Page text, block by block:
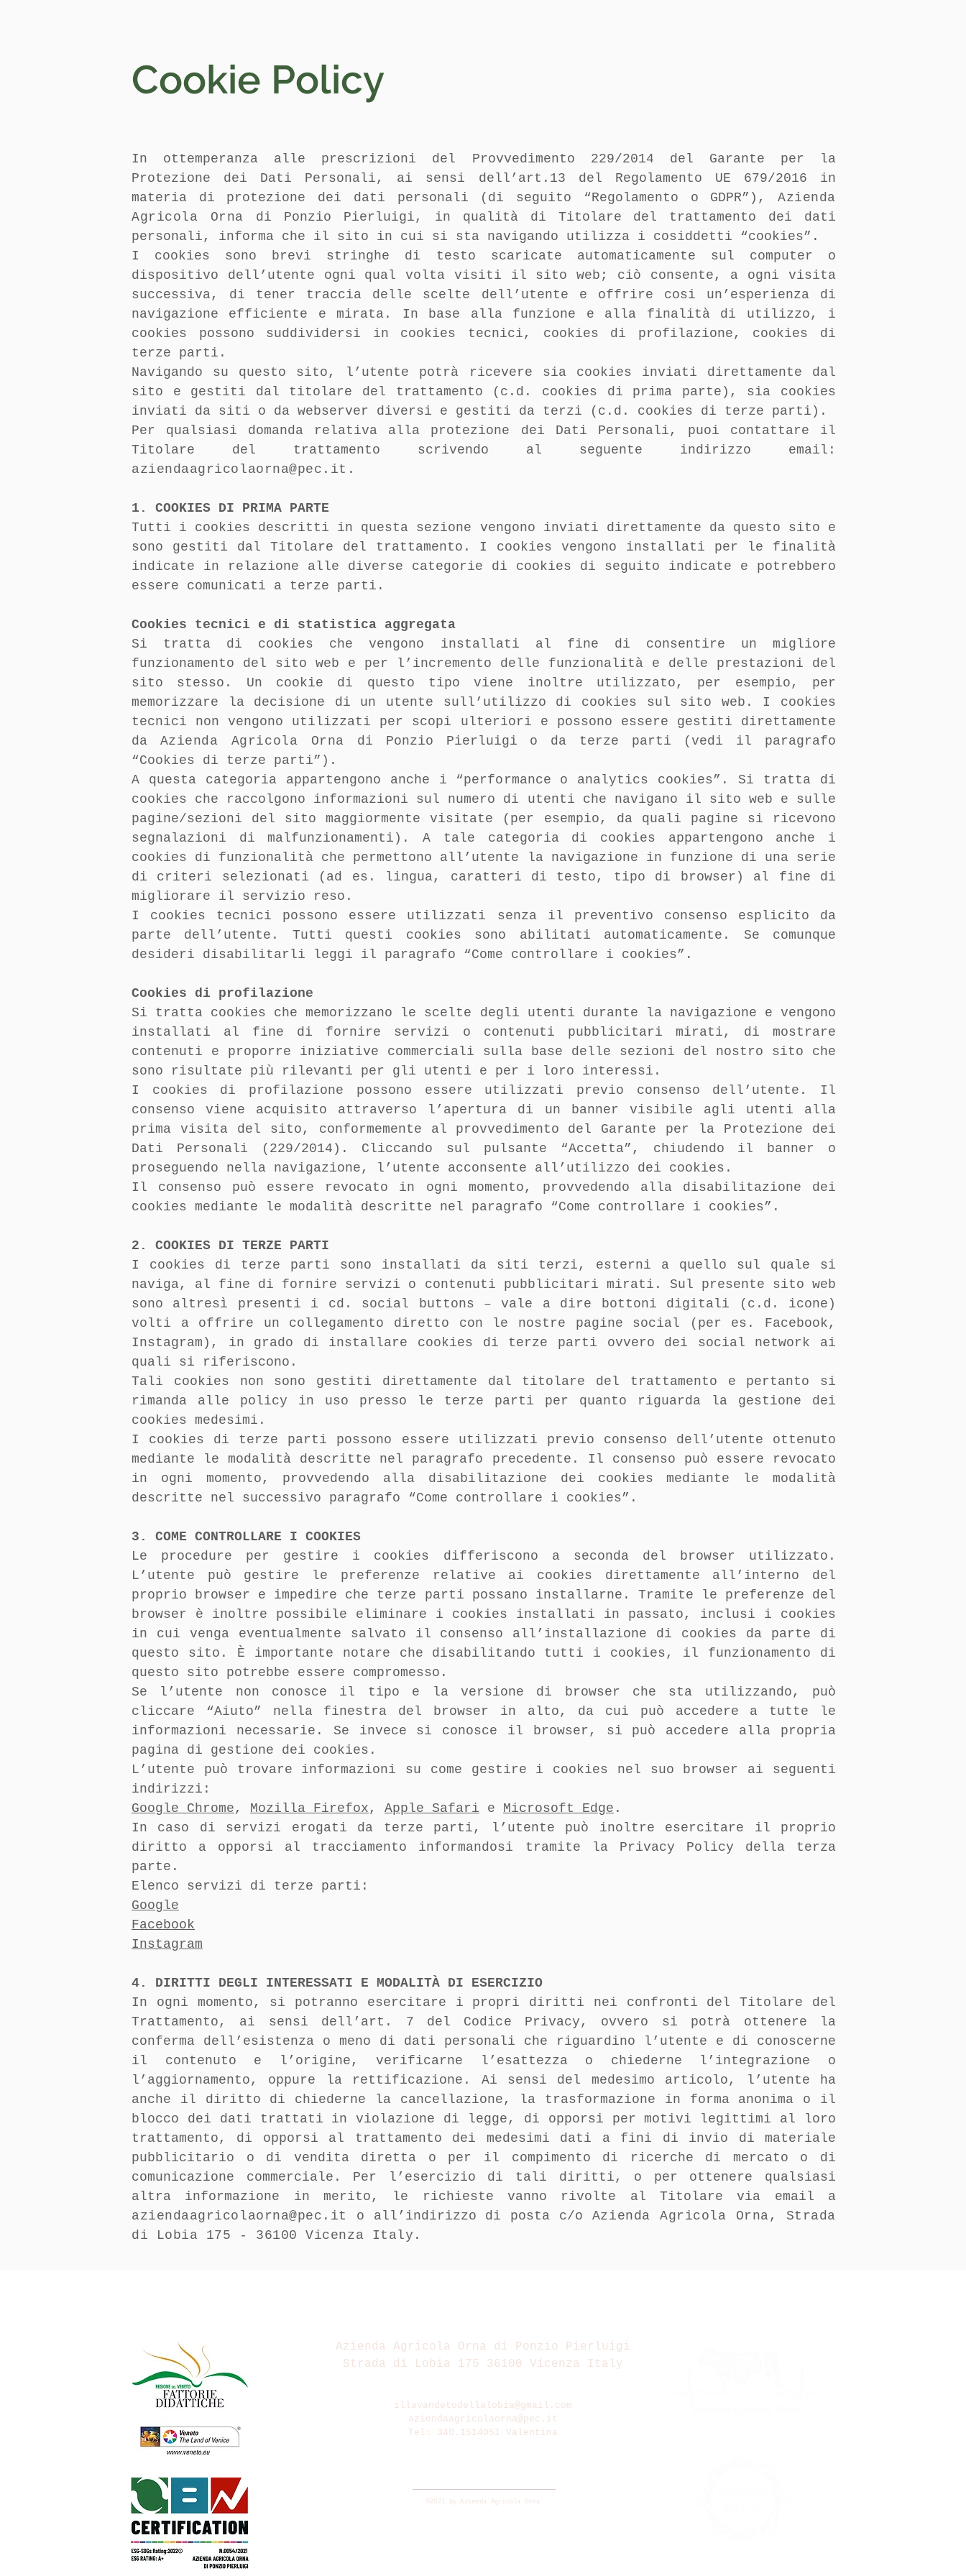
Cookie Policy
In ottemperanza alle prescrizioni del Provvedimento 229/2014 del Garante per la
Protezione dei Dati Personali, ai sensi dell’art.13 del Regolamento UE 679/2016 in
materia di protezione dei dati personali (di seguito “Regolamento o GDPR”),Azienda
Agricola Orna di Ponzio Pierluigi , in qualità di Titolare del trattamento dei dati
personali, informa che il sito in cui si sta navigando utilizza i cosiddetti “cookies”.
I cookies sono brevi stringhe di testo scaricate automaticamente sul computer o
dispositivo dell’utente ogni qual volta visiti il sito web; ciò consente, a ogni visita
successiva, di tener traccia delle scelte dell’utente e offrire cosi un’esperienza di
navigazione efficiente e mirata. In base alla funzione e alla finalità di utilizzo, i
cookies possono suddividersi in cookies tecnici, cookies di profilazione, cookies di
terze parti.
Navigando su questo sito, l’utente potrà ricevere sia cookies inviati direttamente dal
sito e gestiti dal titolare del trattamento (c.d. cookies di prima parte), sia cookies
inviati da siti o da webserver diversi e gestiti da terzi (c.d. cookies di terze parti).
Per qualsiasi domanda relativa alla protezione dei Dati Personali, puoi contattare il
Titolare del trattamento scrivendo al seguente indirizzo email:
aziendaagricolaorna@pec.it .
1. COOKIES DI PRIMA PARTE
Tutti i cookies descritti in questa sezione vengono inviati direttamente da questo sito e
sono gestiti dal Titolare del trattamento. I cookies vengono installati per le finalità
indicate in relazione alle diverse categorie di cookies di seguito indicate e potrebbero
essere comunicati a terze parti.
Cookies tecnici e di statistica aggregata
Si tratta di cookies che vengono installati al fine di consentire un migliore
funzionamento del sito web e per l’incremento delle funzionalità e delle prestazioni del
sito stesso. Un cookie di questo tipo viene inoltre utilizzato, per esempio, per
memorizzare la decisione di un utente sull’utilizzo di cookies sul sito web. I cookies
tecnici non vengono utilizzati per scopi ulteriori e possono essere gestiti direttamente
da Azienda Agricola Orna di Ponzio Pierluigi o da terze parti (vedi il paragrafo
“Cookies di terze parti”).
A questa categoria appartengono anche i “performance o analytics cookies”. Si tratta di
cookies che raccolgono informazioni sul numero di utenti che navigano il sito web e sulle
pagine/sezioni del sito maggiormente visitate (per esempio, da quali pagine si ricevono
segnalazioni di malfunzionamenti). A tale categoria di cookies appartengono anche i
cookies di funzionalità che permettono all’utente la navigazione in funzione di una serie
di criteri selezionati (ad es. lingua, caratteri di testo, tipo di browser) al fine di
migliorare il servizio reso.
I cookies tecnici possono essere utilizzati senza il preventivo consenso esplicito da
parte dell’utente. Tutti questi cookies sono abilitati automaticamente. Se comunque
desideri disabilitarli leggi il paragrafo “Come controllare i cookies”.
Cookies di profilazione
Si tratta cookies che memorizzano le scelte degli utenti durante la navigazione e vengono
installati al fine di fornire servizi o contenuti pubblicitari mirati, di mostrare
contenuti e proporre iniziative commerciali sulla base delle sezioni del nostro sito che
sono risultate più rilevanti per gli utenti e per i loro interessi.
I cookies di profilazione possono essere utilizzati previo consenso dell’utente. Il
consenso viene acquisito attraverso l’apertura di un banner visibile agli utenti alla
prima visita del sito, conformemente al provvedimento del Garante per la Protezione dei
Dati Personali (229/2014). Cliccando sul pulsante “Accetta”, chiudendo il banner o
proseguendo nella navigazione, l’utente acconsente all’utilizzo dei cookies.
Il consenso può essere revocato in ogni momento, provvedendo alla disabilitazione dei
cookies mediante le modalità descritte nel paragrafo “Come controllare i cookies”.
2. COOKIES DI TERZE PARTI
I cookies di terze parti sono installati da siti terzi, esterni a quello sul quale si
naviga, al fine di fornire servizi o contenuti pubblicitari mirati. Sul presente sito web
sono altresì presenti i cd. social buttons – vale a dire bottoni digitali (c.d. icone)
volti a offrire un collegamento diretto con le nostre pagine social (per es. Facebook,
Instagram), in grado di installare cookies di terze parti ovvero dei social network ai
quali si riferiscono.
Tali cookies non sono gestiti direttamente dal titolare del trattamento e pertanto si
rimanda alle policy in uso presso le terze parti per quanto riguarda la gestione dei
cookies medesimi.
I cookies di terze parti possono essere utilizzati previo consenso dell’utente ottenuto
mediante le modalità descritte nel paragrafo precedente. Il consenso può essere revocato
in ogni momento, provvedendo alla disabilitazione dei cookies mediante le modalità
descritte nel successivo paragrafo “Come controllare i cookies”.
3. COME CONTROLLARE I COOKIES
Le procedure per gestire i cookies differiscono a seconda del browser utilizzato.
L’utente può gestire le preferenze relative ai cookies direttamente all’interno del
proprio browser e impedire che terze parti possano installarne. Tramite le preferenze del
browser è inoltre possibile eliminare i cookies installati in passato, inclusi i cookies
in cui venga eventualmente salvato il consenso all’installazione di cookies da parte di
questo sito. È importante notare che disabilitando tutti i cookies, il funzionamento di
questo sito potrebbe essere compromesso.
Se l’utente non conosce il tipo e la versione di browser che sta utilizzando, può
cliccare “Aiuto” nella finestra del browser in alto, da cui può accedere a tutte le
informazioni necessarie. Se invece si conosce il browser, si può accedere alla propria
pagina di gestione dei cookies.
L’utente può trovare informazioni su come gestire i cookies nel suo browser ai seguenti
indirizzi:
Google Chrome , Mozilla Firefox , Apple Safari e Microsoft Edge .
In caso di servizi erogati da terze parti, l’utente può inoltre esercitare il proprio
diritto a opporsi al tracciamento informandosi tramite la Privacy Policy della terza
parte.
Elenco servizi di terze parti:
Google
Facebook
Instagram
4. DIRITTI DEGLI INTERESSATI E MODALITÀ DI ESERCIZIO
In ogni momento, si potranno esercitare i propri diritti nei confronti del Titolare del
Trattamento, ai sensi dell’art. 7 del Codice Privacy, ovvero si potrà ottenere la
conferma dell’esistenza o meno di dati personali che riguardino l’utente e di conoscerne
il contenuto e l’origine, verificarne l’esattezza o chiederne l’integrazione o
l’aggiornamento, oppure la rettificazione. Ai sensi del medesimo articolo, l’utente ha
anche il diritto di chiederne la cancellazione, la trasformazione in forma anonima o il
blocco dei dati trattati in violazione di legge, di opporsi per motivi legittimi al loro
trattamento, di opporsi al trattamento dei medesimi dati a fini di invio di materiale
pubblicitario o di vendita diretta o per il compimento di ricerche di mercato o di
comunicazione commerciale. Per l’esercizio di tali diritti, o per ottenere qualsiasi
altra informazione in merito, le richieste vanno rivolte al Titolare via email a
aziendaagricolaorna@pec.it
o all’indirizzo di posta c/o Azienda Agricola Orna , Strada
di Lobia 175 - 36100 Vicenza Italy .
Azienda Agricola Orna di Ponzio Pierluigi
Strada di Lobia 175 36100 Vicenza Italy
illavandetodellalobia@gmail.com
aziendaagricolaorna@pec.it
Tel: 340.1514051 Valentina
©2021 by Azienda Agricola Orna